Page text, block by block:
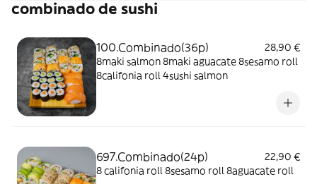
combinado de sushi
100.Combinado(36p)
28,90 €
8maki salmon 8maki aguacate 8sesamo roll
8califonia roll 4sushi salmon
697.Combinado(24p)
22,90 €
8 califonia roll 8sesamo roll 8aguacate roll